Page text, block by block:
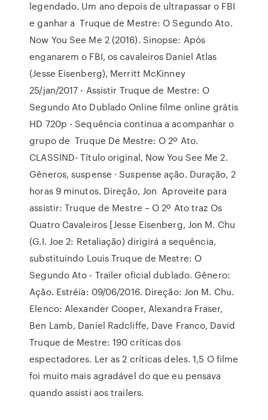
legendado. Um ano depois de ultrapassar o FBI
e ganhar a Truque de Mestre: O Segundo Ato.
Now You See Me 2 (2016). Sinopse: Após
enganarem o FBI, os cavaleiros Daniel Atlas
(Jesse Eisenberg), Merritt McKinney
25/jan/2017 - Assistir Truque de Mestre: O
Segundo Ato Dublado Online filme online grátis
HD 720p - Sequência continua a acompanhar o
grupo de Truque De Mestre: O 2º Ato.
CLASSIND- Título original, Now You See Me 2.
Gêneros, suspense · Suspense ação. Duração, 2
horas 9 minutos. Direção, Jon Aproveite para
assistir: Truque de Mestre – O 2º Ato traz Os
Quatro Cavaleiros [Jesse Eisenberg, Jon M. Chu
(G.I. Joe 2: Retaliação) dirigirá a sequência,
substituindo Louis Truque de Mestre: O
Segundo Ato - Trailer oficial dublado. Gênero:
Ação. Estréia: 09/06/2016. Direção: Jon M. Chu.
Elenco: Alexander Cooper, Alexandra Fraser,
Ben Lamb, Daniel Radcliffe, Dave Franco, David
Truque de Mestre: 190 críticas dos
espectadores. Ler as 2 críticas deles. 1,5 O filme
foi muito mais agradável do que eu pensava
quando assisti aos trailers.